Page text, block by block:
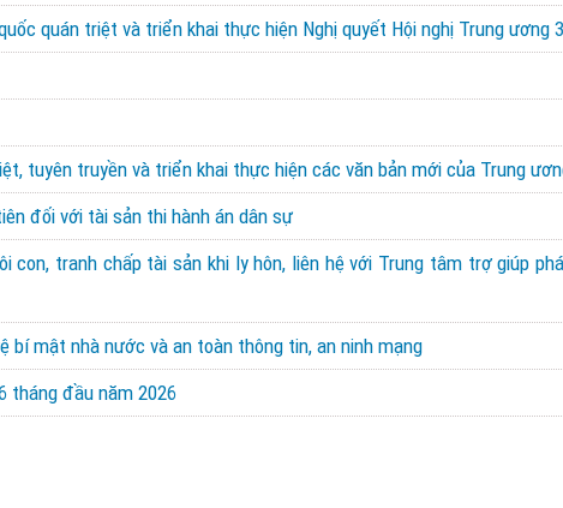
quán triệt và triển khai thực hiện Nghị quyết Hội nghị Trung ương 3
tuyên truyền và triển khai thực hiện các văn bản mới của Trung
đối với tài sản thi hành án dân sự
con, tranh chấp tài sản khi ly hôn, liên hệ với Trung tâm trợ giúp
bí mật nhà nước và an toàn thông tin, an ninh mạng
tháng đầu năm 2026